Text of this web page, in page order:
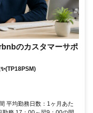
のカスタマーサポ
平均勤務日数：1ヶ月あた